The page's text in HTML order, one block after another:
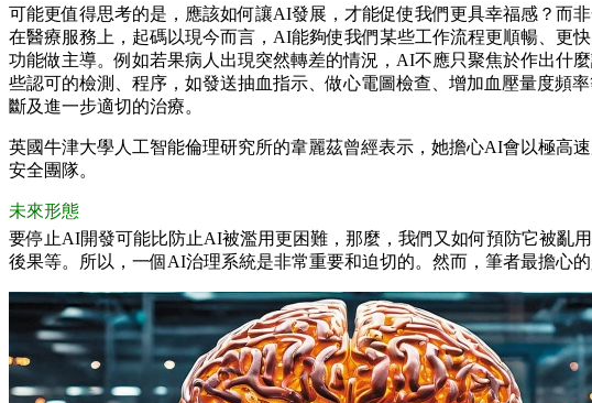
可能更值得思考的是，應該如何讓AI發展，才能促使我們更具幸福感？而
在醫療服務上，起碼以現今而言，AI能夠使我們某些工作流程更順暢、更
功能做主導。例如若果病人出現突然轉差的情況，AI不應只聚焦於作出什
些認可的檢測、程序，如發送抽血指示、做心電圖檢查、增加血壓量度頻
斷及進一步適切的治療。
英國牛津大學人工智能倫理研究所的韋麗茲曾經表示，她擔心AI會以極高
安全團隊。
未來形態
要停止AI開發可能比防止AI被濫用更困難，那麼，我們又如何預防它被亂
後果等。所以，一個AI治理系統是非常重要和迫切的。然而，筆者最擔心